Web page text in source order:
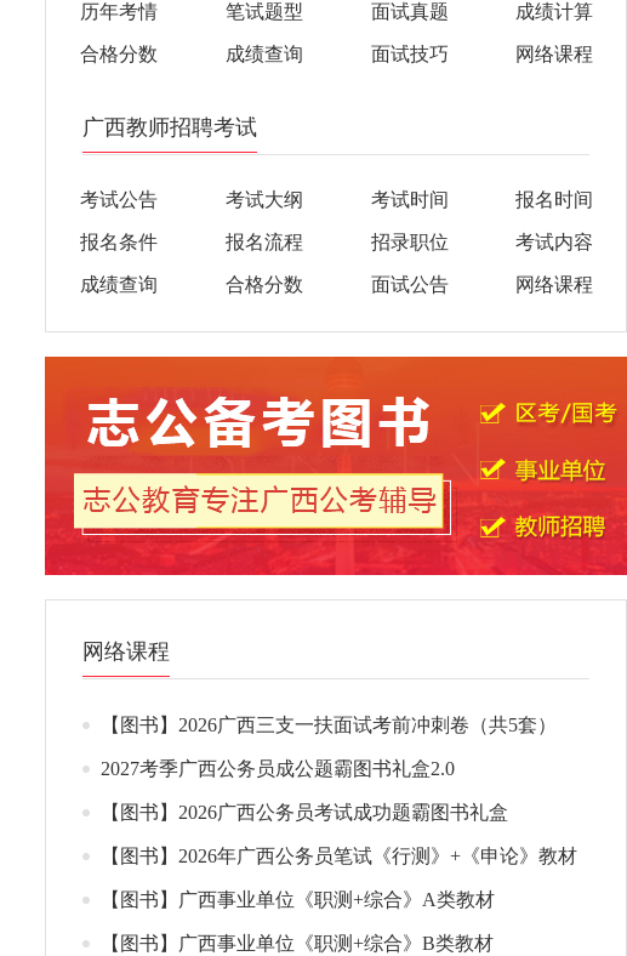
历年考情 笔试题型 面试真题 成绩计算
合格分数 成绩查询 面试技巧 网络课程
广西教师招聘考试
考试公告 考试大纲 考试时间 报名时间
报名条件 报名流程 招录职位 考试内容
成绩查询 合格分数 面试公告 网络课程
网络课程
【图书】2026广西三支一扶面试考前冲刺卷（共5套）
2027考季广西公务员成公题霸图书礼盒2.0
【图书】2026广西公务员考试成功题霸图书礼盒
【图书】2026年广西公务员笔试《行测》+《申论》教材
【图书】广西事业单位《职测+综合》A类教材
【图书】广西事业单位《职测+综合》B类教材